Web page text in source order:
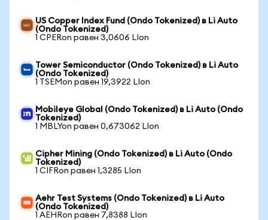
US Copper Index Fund (Ondo Tokenized) в Li Auto
(Ondo Tokenized)
1 CPERon равен 3,0606 LIon
Tower Semiconductor (Ondo Tokenized) в Li Auto
(Ondo Tokenized)
1 TSEMon равен 19,3922 LIon
Mobileye Global (Ondo Tokenized) в Li Auto (Ondo
Tokenized)
1 MBLYon равен 0,673062 LIon
Cipher Mining (Ondo Tokenized) в Li Auto (Ondo
Tokenized)
1 CIFRon равен 1,3285 LIon
Aehr Test Systems (Ondo Tokenized) в Li Auto
(Ondo Tokenized)
1 AEHRon равен 7,8388 LIon